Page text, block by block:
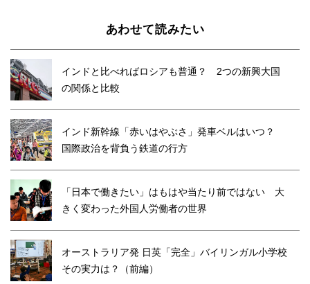
あわせて読みたい
インドと比べればロシアも普通？ 2つの新興大国
の関係と比較
インド新幹線「赤いはやぶさ」発車ベルはいつ？
国際政治を背負う鉄道の行方
「日本で働きたい」はもはや当たり前ではない 大
きく変わった外国人労働者の世界
オーストラリア発 日英「完全」バイリンガル小学校
その実力は？（前編）